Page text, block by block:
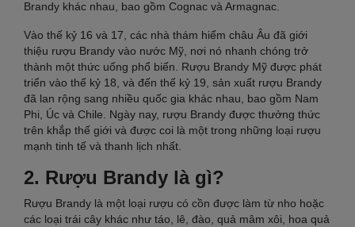
Brandy khác nhau, bao gồm Cognac và Armagnac.
Vào thế kỷ 16 và 17, các nhà thám hiểm châu Âu đã giới
thiệu rượu Brandy vào nước Mỹ, nơi nó nhanh chóng trở
thành một thức uống phổ biến. Rượu Brandy Mỹ được phát
triển vào thế kỷ 18, và đến thế kỷ 19, sản xuất rượu Brandy
đã lan rộng sang nhiều quốc gia khác nhau, bao gồm Nam
Phi, Úc và Chile. Ngày nay, rượu Brandy được thưởng thức
trên khắp thế giới và được coi là một trong những loại rượu
mạnh tinh tế và thanh lịch nhất.
2. Rượu Brandy là gì?
Rượu Brandy là một loại rượu có cồn được làm từ nho hoặc
các loại trái cây khác như táo, lê, đào, quả mâm xôi, hoa quả